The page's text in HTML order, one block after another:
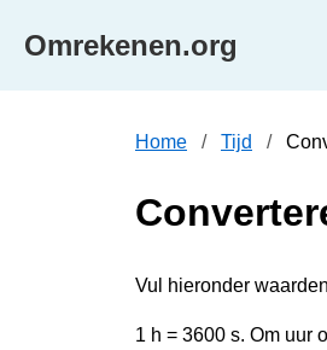
Omrekenen.org
Home Tijd
Vul hieronder
1 h = 3600 s. Om uur